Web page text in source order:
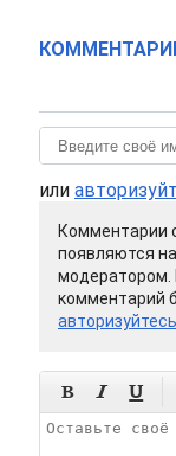
или
Комментарии
появляются
модератором.
комментарий
авторизуйтесь
  